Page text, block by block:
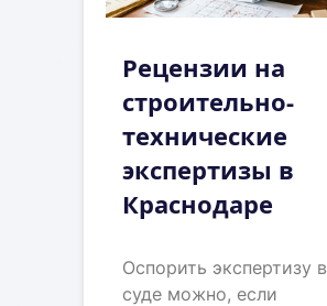
Рецензии на
строительно-
технические
экспертизы в
Краснодаре
Оспорить экспертизу в
суде можно, если